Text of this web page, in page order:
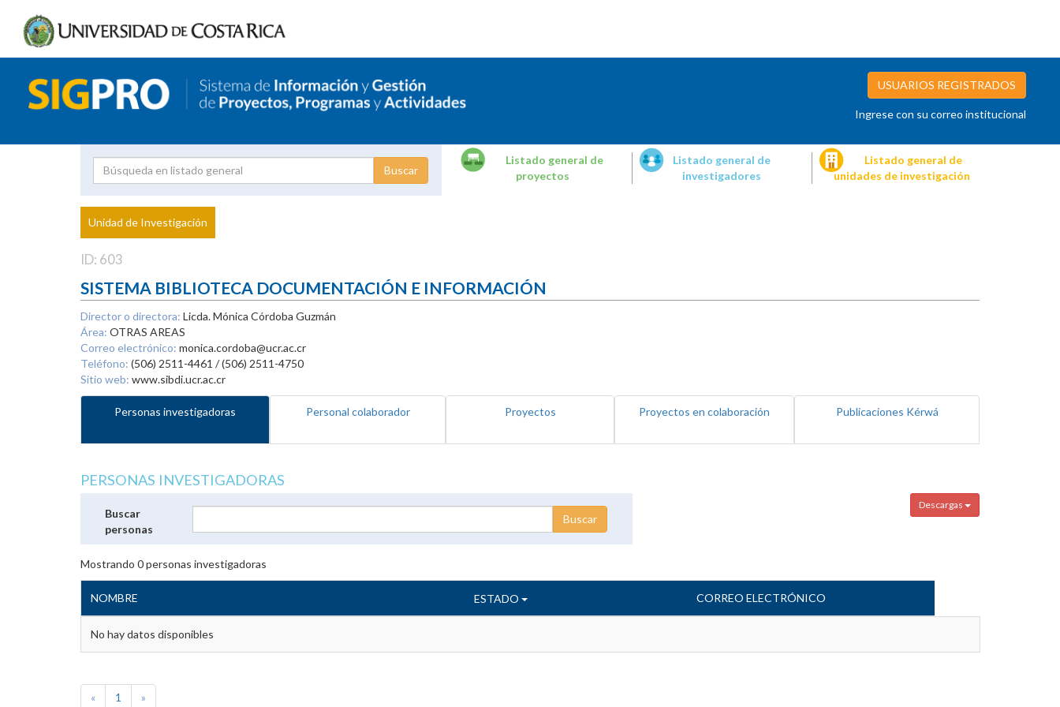
USUARIOS REGISTRADOS
Ingrese con su correo institucional
Proyecto
Investigador
Listado general de
proyectos
Listado general de
investigadores
Listado general de
unidades de investigación
Unidad de Investigación
ID: 603
SISTEMA BIBLIOTECA DOCUMENTACIÓN E INFORMACIÓN
Director o directora: Licda. Mónica Córdoba Guzmán
Área: OTRAS AREAS
Correo electrónico: monica.cordoba@ucr.ac.cr
Teléfono: (506) 2511-4461 / (506) 2511-4750
Sitio web: www.sibdi.ucr.ac.cr
Personas investigadoras Personal colaborador Proyectos Proyectos en colaboración Publicaciones Kérwá
PERSONAS INVESTIGADORAS
Descargas
Buscar
personas
Mostrando 0personas investigadoras
NOMBRE ESTADO CORREO ELECTRÓNICO
No hay datos disponibles
« 1 »